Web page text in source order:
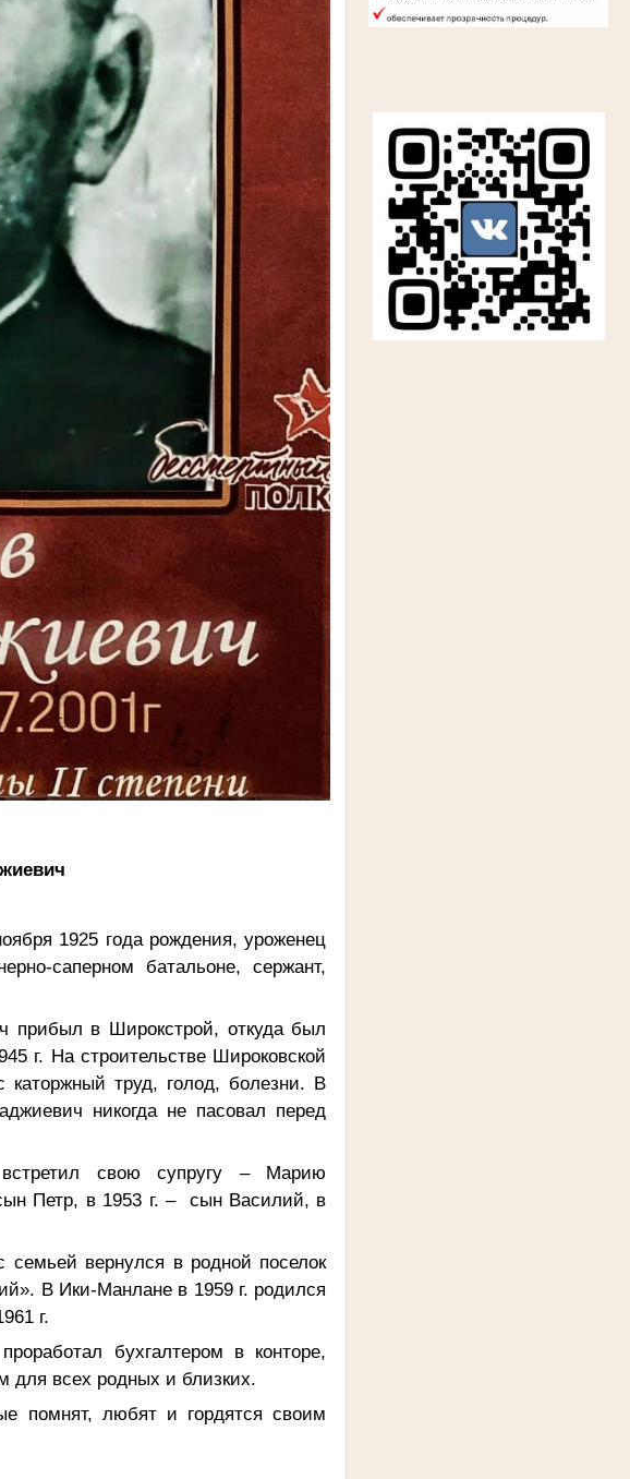
1925 года рождения, уроженец
саперном батальоне, сержант,
прибыл в Широкстрой, откуда был
г. На строительстве Широковской
каторжный труд, голод, болезни. В
никогда не пасовал перед
свою супругу – Марию
Петр, в 1953 г. – сын Василий, в
вернулся в родной поселок
В Ики-Манлане в 1959 г. родился
г.
бухгалтером в конторе,
для всех родных и близких.
помнят, любят и гордятся своим